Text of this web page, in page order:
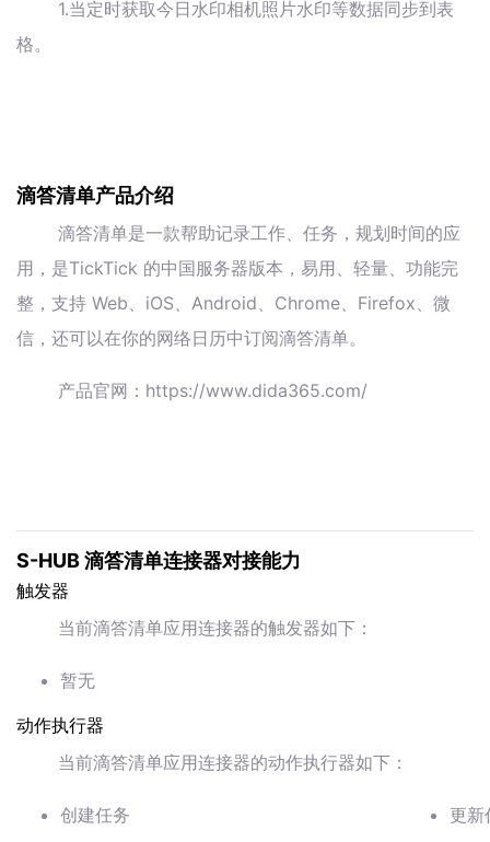
1.当定时获取今日水印相机照片水印等数据同步到表
格。
滴答清单产品介绍
滴答清单是一款帮助记录工作、任务，规划时间的应
用，是TickTick 的中国服务器版本，易用、轻量、功能完
整，支持 Web、iOS、Android、Chrome、Firefox、微
信，还可以在你的网络日历中订阅滴答清单。
产品官网：https://www.dida365.com/
S-HUB 滴答清单连接器对接能力
触发器
当前滴答清单应用连接器的触发器如下：
暂无
动作执行器
当前滴答清单应用连接器的动作执行器如下：
创建任务 更新